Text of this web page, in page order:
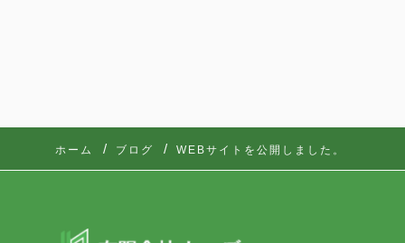
ホーム ブログ WEBサイトを公開しました。